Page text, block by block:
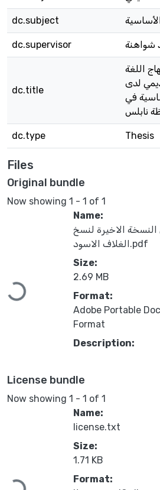
dc.subject
dc.supervisor شواهنة
dc.title
اللغة
لدى
في
نابلس
dc.type Thesis
Files
Original bundle
Now showing 1 - 1 of 1
Loading...
Name:
النسخة الاخيرة لنسخ
الغلاف الاسود.pdf
Size:
2.69 MB
Format:
Adobe Portable
Format
Description:
License bundle
Now showing 1 - 1 of 1
Loading...
Name:
license.txt
Size:
1.71 KB
Format: